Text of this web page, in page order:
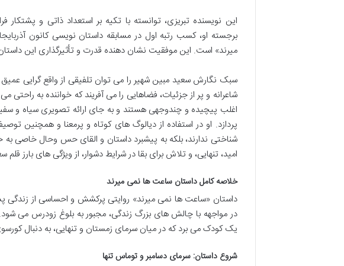
این نویسنده تبریزی، توانسته با تکیه بر استعداد ذاتی و پشتکار
برجسته او، کسب رتبه اول در مسابقه داستان نویسی کانون
میرند» است. این موفقیت نشان دهنده قدرت و تأثیرگذاری این
سبک نگارش سعید مبین شهیر را می توان تلفیقی از واقع گرایی عمیق
شاعرانه و پر از جزئیات، فضاهایی را می آفریند که خواننده به
اغلب پیچیده و چندوجهی هستند و به جای ارائه تصویری سیاه و
پردازد. او در استفاده از دیالوگ های کوتاه و پرمعنا و همچنین
شناختی ندارند، بلکه به پیشبرد داستان و القای حس وحال خاصی به
امید، تنهایی، و تلاش برای بقا در شرایط دشوار، از ویژگی های بارز
خلاصه کامل داستان ساعت ها نمی میرند
داستان «ساعت ها نمی میرند» روایتی پرکشش و احساسی از
در مواجهه با چالش های بزرگ زندگی، مجبور به بلوغ زودرس می
یک کودک می برد که در میان سرمای زمستان و تنهایی، به دنبال
شروع داستان: سرمای دسامبر و توماس تنها